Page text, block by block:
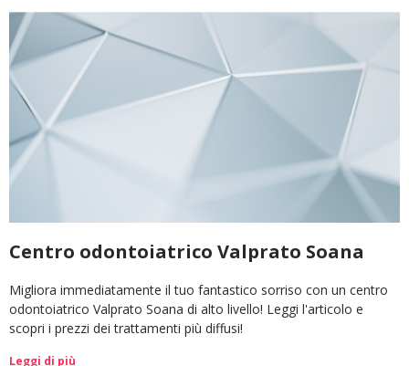
Protesi
CERCA
Centro odontoiatrico Valprato Soana
Migliora immediatamente il tuo fantastico sorriso con un centro
odontoiatrico Valprato Soana di alto livello! Leggi l'articolo e
scopri i prezzi dei trattamenti più diffusi!
Leggi di più